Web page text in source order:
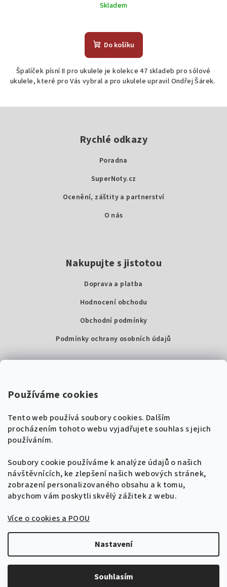
Používáme cookies
Tento web používá soubory cookies. Dalším
procházením tohoto webu vyjadřujete souhlas s jejich
používáním.
Soubory cookie používáme k analýze údajů o našich
návštěvnících, ke zlepšení našich webových stránek,
zobrazení personalizovaného obsahu a k tomu,
abychom vám poskytli skvělý zážitek z webu.
Více o cookies a POOU
Nastavení
Souhlasím
Skladem
Do košíku
Špalíček písní II pro ukulele je kolekce 47 skladeb pro sólové
ukulele, které pro Vás vybral a pro ukulele upravil Ondřej Šárek.
Rychlé odkazy
Poradna
SuperNoty.cz
Ocenění, záštity a partnerství
O nás
Nakupujte s jistotou
Doprava a platba
Hodnocení obchodu
Obchodní podmínky
Podmínky ochrany osobních údajů
Super Noty, s.r.o.
IČ: 04568672
+420 604 485 792
info@supernoty.cz
V pracovních dnech od 8:00 do 17:00
VISA
🎸 Naladíme tě na nové zpěvníky!
Získej tipy, novinky a 10 % slevuna první
objednávku.
Přihlásit se k odběru
Zásady zpracování osobních údajů